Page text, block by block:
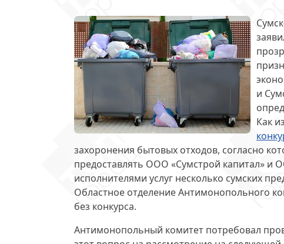
и
Как
захоронения бытовых отходов, согласно
предоставлять ООО «Сумстрой капитал» и
исполнителями услуг несколько сумских
Областное отделение Антимонопольного
без конкурса.
Антимонопольный комитет потребовал